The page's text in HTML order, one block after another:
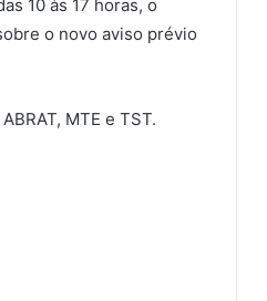
10 às 17 horas, o
o novo aviso prévio
MTE e TST.